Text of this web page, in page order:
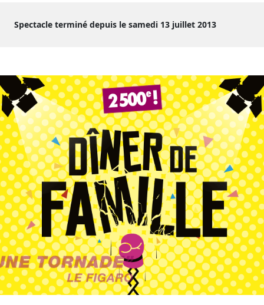
Spectacle terminé depuis le samedi 13 juillet 2013